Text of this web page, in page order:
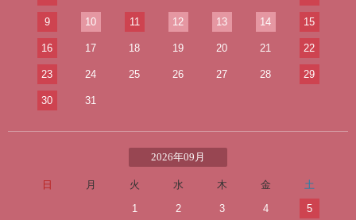
9 10 11 12 13 14 15
16 17 18 19 20 21 22
23 24 25 26 27 28 29
30 31
2026年09月
日 月 火 水 木 金
土
1
2 3 4 5